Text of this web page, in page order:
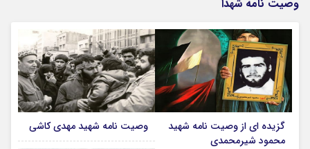
وصیت نامه شهدا
گزیده ای از وصیت نامه شهید
محمود شیرمحمدی
وصیت نامه شهید مهدی کاشی